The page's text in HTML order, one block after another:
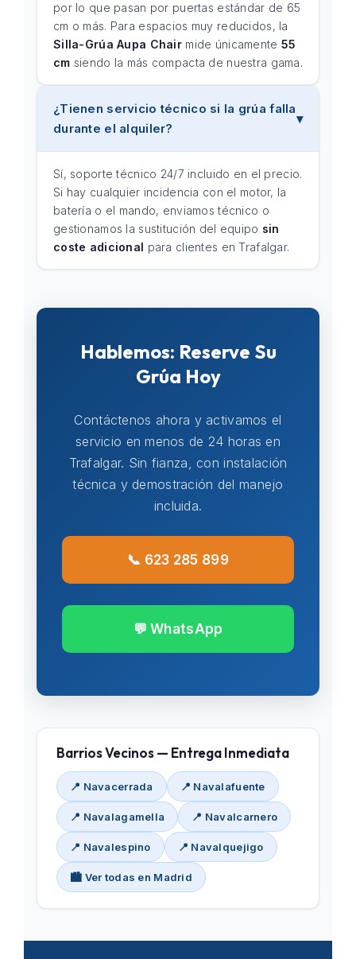
por lo que pasan por puertas estándar de 65
cm o más. Para espacios muy reducidos, la
Silla-Grúa Aupa Chair mide únicamente 55
cm siendo la más compacta de nuestra gama.
¿Tienen servicio técnico si la grúa falla
durante el alquiler?
Sí, soporte técnico 24/7 incluido en el precio.
Si hay cualquier incidencia con el motor, la
batería o el mando, enviamos técnico o
gestionamos la sustitución del equipo sin
coste adicional para clientes en Trafalgar.
Hablemos: Reserve Su
Grúa Hoy
Contáctenos ahora y activamos el
servicio en menos de 24 horas en
Trafalgar. Sin fianza, con instalación
técnica y demostración del manejo
incluida.
📞 623 285 899
💬 WhatsApp
Barrios Vecinos — Entrega Inmediata
📍 Navacerrada 📍 Navalafuente
📍 Navalagamella 📍 Navalcarnero
📍 Navalespino 📍 Navalquejigo
🏙️ Ver todas en Madrid